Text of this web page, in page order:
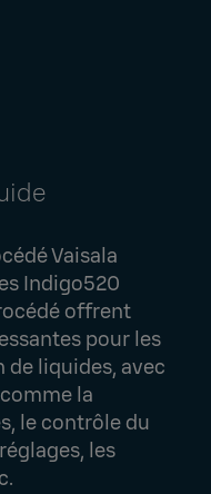
Vaisala
Indigo520
offrent
pour les
liquides, avec
la
le contrôle du
les